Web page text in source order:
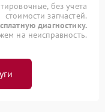
без учета
стоимости запчастей.
диагностику.
на неисправность.